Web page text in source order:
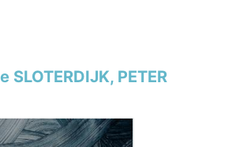
SLOTERDIJK, PETER